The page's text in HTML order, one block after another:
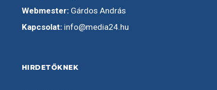
Webmester:Gárdos András
Kapcsolat: info@media24.hu
HIRDETŐKNEK